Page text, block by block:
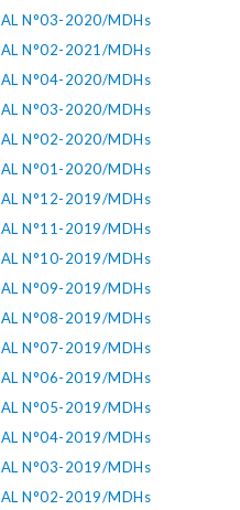
N°03-2020/MDHs
N°02-2021/MDHs
N°04-2020/MDHs
N°03-2020/MDHs
N°02-2020/MDHs
N°01-2020/MDHs
N°12-2019/MDHs
N°11-2019/MDHs
N°10-2019/MDHs
N°09-2019/MDHs
N°08-2019/MDHs
N°07-2019/MDHs
N°06-2019/MDHs
N°05-2019/MDHs
N°04-2019/MDHs
N°03-2019/MDHs
N°02-2019/MDHs